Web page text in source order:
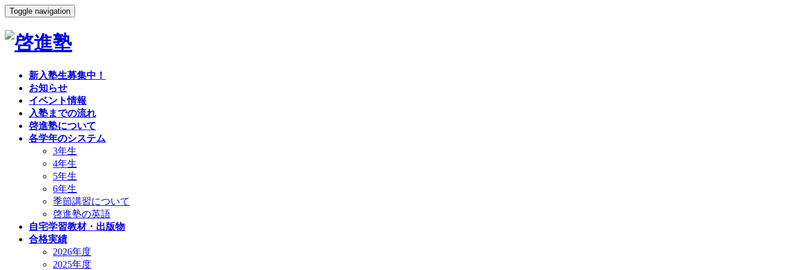
Toggle navigation
新入塾生募集中！
お知らせ
イベント情報
入塾までの流れ
啓進塾について
各学年のシステム
3年生
4年生
5年生
6年生
季節講習について
啓進塾の英語
自宅学習教材・出版物
合格実績
2026年度
2025年度